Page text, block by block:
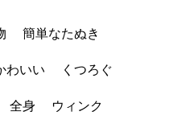
簡単なたぬき
わいい くつろぐ
全身 ウィンク